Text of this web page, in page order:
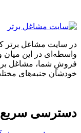
در سایت مشاغل برتر
واسطه‌ای در این میان
فروشِ شما، مشاغل
خودشان جنبه‌های
دسترسی سریع